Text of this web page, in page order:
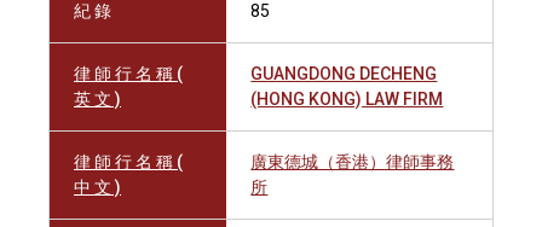
紀 錄 85
律 師 行 名 稱 (
英 文 )
GUANGDONG DECHENG
(HONG KONG) LAW FIRM
律 師 行 名 稱 (
中 文 )
廣東德城（香港）律師事務
所